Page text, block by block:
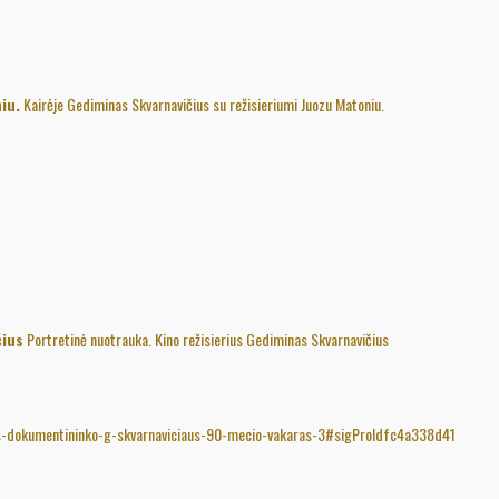
Kairėje Gediminas Skvarnavičius su režisieriumi Juozu Matoniu.
Portretinė nuotrauka. Kino režisierius Gediminas Skvarnavičius
g-skvarnaviciaus-90-mecio-vakaras-3#sigProIdfc4a338d41